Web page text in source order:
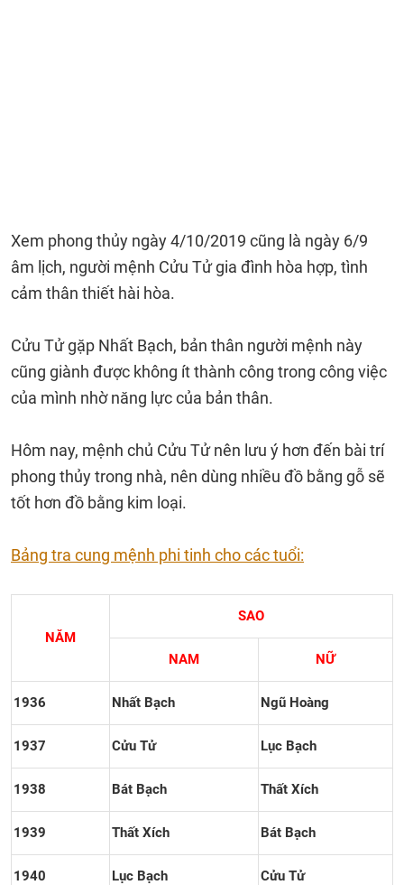
Xem phong thủy ngày 4/10/2019 cũng là ngày 6/9
âm lịch, người mệnh Cửu Tử gia đình hòa hợp, tình
cảm thân thiết hài hòa.
Cửu Tử gặp Nhất Bạch, bản thân người mệnh này
cũng giành được không ít thành công trong công việc
của mình nhờ năng lực của bản thân.
Hôm nay, mệnh chủ Cửu Tử nên lưu ý hơn đến bài trí
phong thủy trong nhà, nên dùng nhiều đồ bằng gỗ sẽ
tốt hơn đồ bằng kim loại.
Bảng tra cung mệnh phi tinh cho các tuổi:
NĂM
SAO
NAM NỮ
1936 Nhất Bạch Ngũ Hoàng
1937 Cửu Tử Lục Bạch
1938 Bát Bạch Thất Xích
1939 Thất Xích Bát Bạch
1940 Lục Bạch Cửu Tử